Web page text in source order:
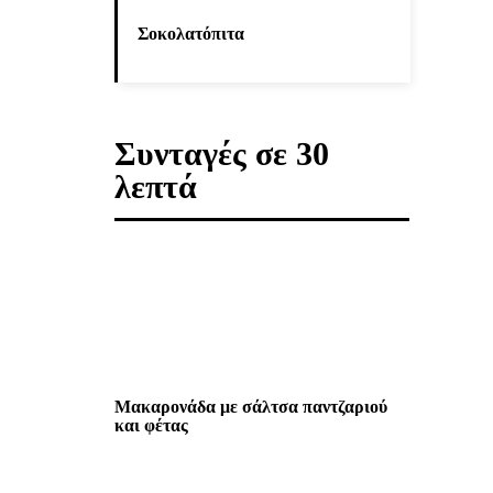
Σοκολατόπιτα
Συνταγές σε 30
λεπτά
Μακαρονάδα με σάλτσα παντζαριού
και φέτας